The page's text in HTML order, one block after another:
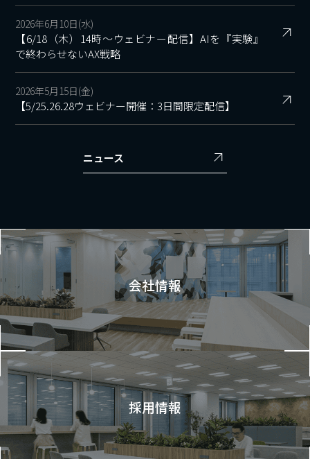
2026年6月10日(水)
【6/18（木）14時～ウェビナー配信】AIを『実験』
で終わらせないAX戦略
2026年5月15日(金)
【5/25.26.28ウェビナー開催：3日間限定配信】
ニュース
会社情報
採用情報